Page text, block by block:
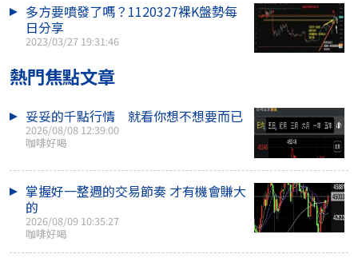
多方要噴發了嗎？1120327裸K盤勢每
日分享
2023/03/27 19:31:46
熱門焦點文章
妥妥的千點行情 就看你想不想要而已
2026/08/08 12:39:00
咖啡好喝
掌握好一整週的交易節奏 才有機會賺大
的
2026/08/09 10:35:27
咖啡好喝